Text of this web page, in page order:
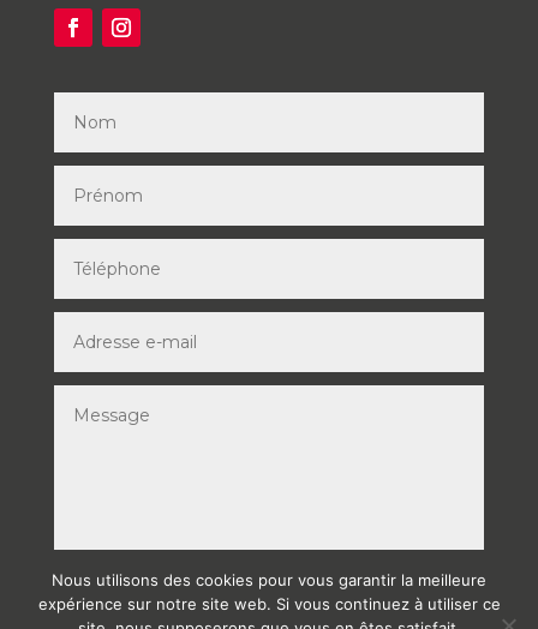
ENVOYER
Nous utilisons des cookies pour vous garantir la meilleure
expérience sur notre site web. Si vous continuez à utiliser ce